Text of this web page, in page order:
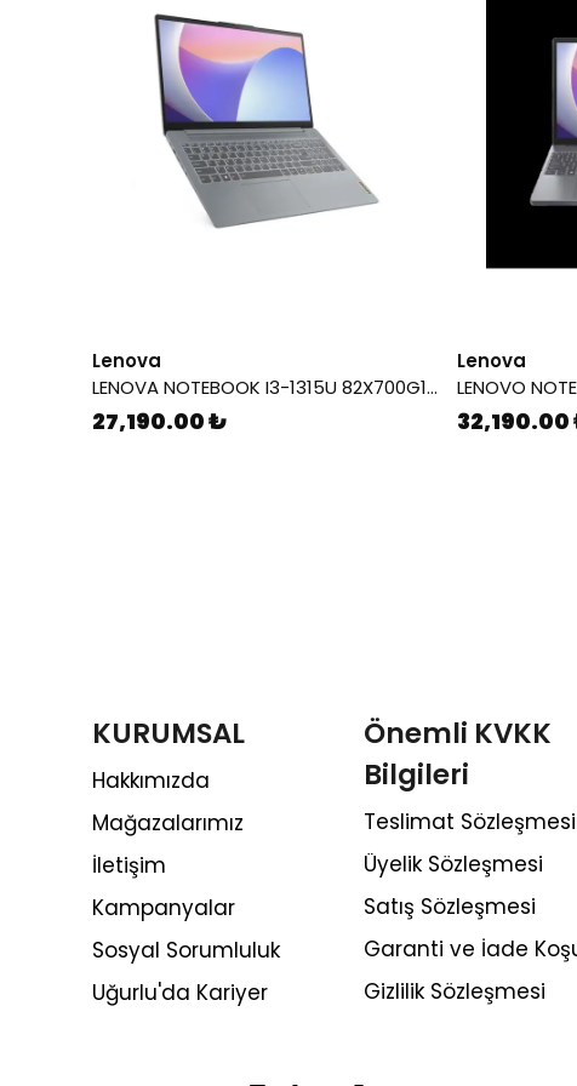
Lenova
LENOVA NOTEBOOK I3-1315U 82X700G1TX 8/512 GB
27,190.00 ₺
Lenova
32,190.00
KURUMSAL
Hakkımızda
Mağazalarımız
İletişim
Kampanyalar
Sosyal Sorumluluk
Uğurlu'da Kariyer
Önemli KVKK
Bilgileri
Teslimat Sözleşmesi
Üyelik Sözleşmesi
Satış Sözleşmesi
Garanti ve İade
Gizlilik Sözleşmesi